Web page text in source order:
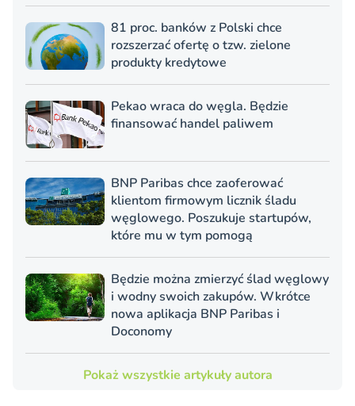
81 proc. banków z Polski chce
rozszerzać ofertę o tzw. zielone
produkty kredytowe
Pekao wraca do węgla. Będzie
finansować handel paliwem
BNP Paribas chce zaoferować
klientom firmowym licznik śladu
węglowego. Poszukuje startupów,
które mu w tym pomogą
Będzie można zmierzyć ślad węglowy
i wodny swoich zakupów. Wkrótce
nowa aplikacja BNP Paribas i
Doconomy
Pokaż wszystkie artykuły autora